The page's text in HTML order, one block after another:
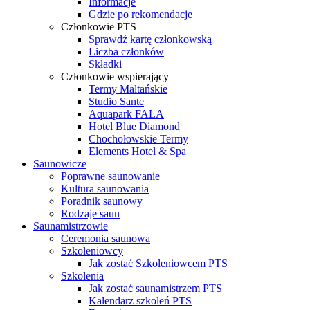
Gdzie po rekomendacje
Członkowie PTS
Sprawdź kartę członkowską
Liczba członków
Składki
Członkowie wspierający
Termy Maltańskie
Studio Sante
Aquapark FALA
Hotel Blue Diamond
Chochołowskie Termy
Elements Hotel & Spa
Saunowicze
Poprawne saunowanie
Kultura saunowania
Poradnik saunowy
Rodzaje saun
Saunamistrzowie
Ceremonia saunowa
Szkoleniowcy
Jak zostać Szkoleniowcem PTS
Szkolenia
Jak zostać saunamistrzem PTS
Kalendarz szkoleń PTS